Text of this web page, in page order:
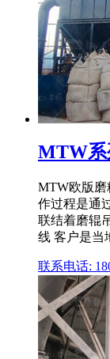
MTW系
MTW欧版
作过程是通
联结着磨辊
线 客户是当
联系电话: